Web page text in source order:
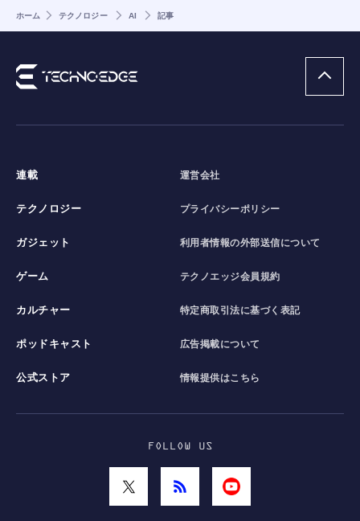
ホーム テクノロジー AI 記事
連載
テクノロジー
ガジェット
ゲーム
カルチャー
ポッドキャスト
公式ストア
運営会社
プライバシーポリシー
利用者情報の外部送信について
テクノエッジ会員規約
特定商取引法に基づく表記
広告掲載について
情報提供はこちら
FOLLOW US